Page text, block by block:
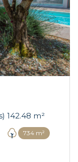
Maison 6 pièce(s) 5 chambre(s) 142.48 m²
734 m²